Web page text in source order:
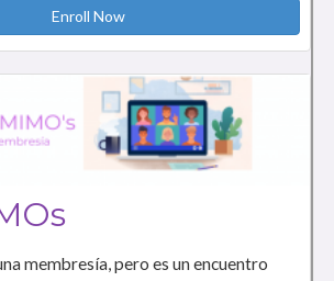
Enroll Now
membresía, pero es un encuentro